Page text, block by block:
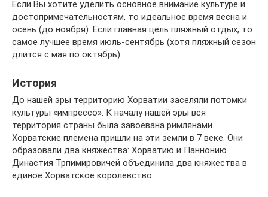
Если Вы хотите уделить основное внимание культуре и
достопримечательностям, то идеальное время весна и
осень (до ноября). Если главная цель пляжный отдых, то
самое лучшее время июль-сентябрь (хотя пляжный сезон
длится с мая по октябрь).
История
До нашей эры территорию Хорватии заселяли потомки
культуры «импрессо». К началу нашей эры вся
территория страны была завоёвана римлянами.
Хорватские племена пришли на эти земли в 7 веке. Они
образовали два княжества: Хорватию и Паннонию.
Династия Трпимировичей объединила два княжества в
единое Хорватское королевство.